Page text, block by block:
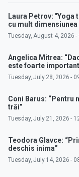
Laura Petrov:
cu mult
Tuesday, August 4, 2026 -
Angelica Mitrea:
este foarte
Tuesday, July 28, 2026 -
Coni Barus: “Pentru
trăi”
Tuesday, July 21, 2026 -
Teodora Glavce:
deschis inima”
Tuesday, July 14, 2026 -